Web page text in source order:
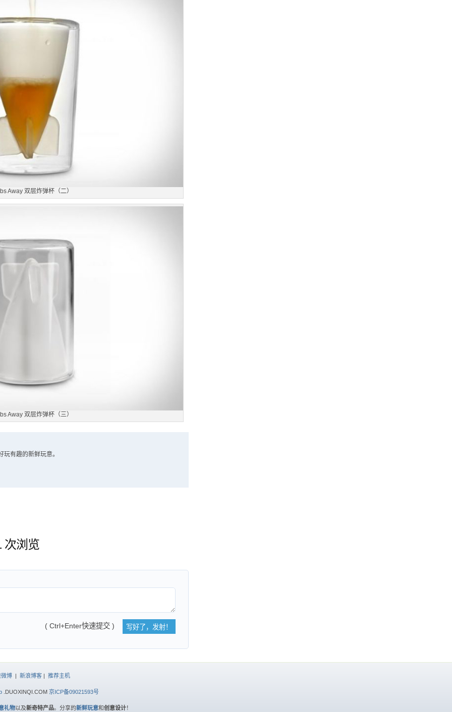
Away 双层炸弹杯（二）
Away 双层炸弹杯（三）
玩有趣的新鲜玩意。
次浏览
( Ctrl+Enter快速提交 )
微博 | 新浪博客 | 推荐主机
.DUOXINQI.COM 京ICP备09021593号
礼物以及新奇特产品。分享的新鲜玩意和创意设计！